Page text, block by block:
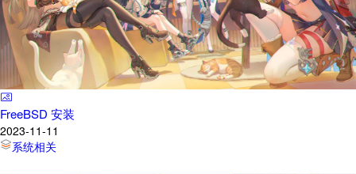
FreeBSD 安装
2023-11-11
系统相关